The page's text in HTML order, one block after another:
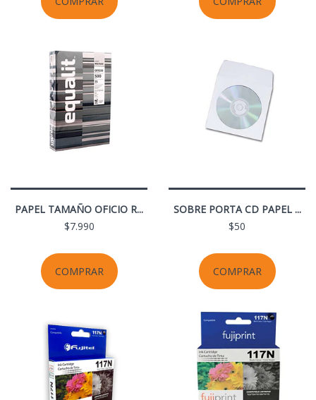
PAPEL TAMAÑO OFICIO R...
$7.990
COMPRAR
SOBRE PORTA CD PAPEL ...
$50
COMPRAR